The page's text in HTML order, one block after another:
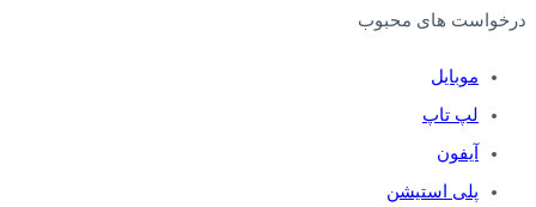
درخواست های محبوب
موبایل
لپ تاپ
آیفون
پلی استیشن